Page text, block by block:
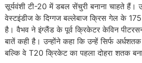
सूर्यवंशी टी-20 में डबल सेंचुरी बनाना चाहते हैं।
वेस्टइंडीज के दिग्गज बल्लेबाज क्रिस गेल के 175
है। वैभव ने इंग्लैंड के पूर्व क्रिकेटर केविन
बातें कही है। उन्होंने कहा कि उन्हें सिर्फ
बल्कि वे T20 क्रिकेट का पहला दोहरा शतक